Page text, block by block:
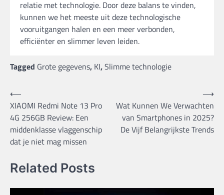
relatie met technologie. Door deze balans te vinden,
kunnen we het meeste uit deze technologische
vooruitgangen halen en een meer verbonden,
efficiënter en slimmer leven leiden.
Tagged Grote gegevens, KI,Slimme technologie
Bericht
navigatie
⟵
XIAOMI Redmi Note 13 Pro
4G 256GB Review: Een
middenklasse vlaggenschip
dat je niet mag missen
Wat Kunnen We Verwachten
van Smartphones in 2025?
De Vijf Belangrijkste Trends
⟶
Related Posts